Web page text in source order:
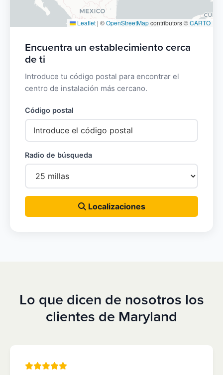
Leaflet | ©OpenStreetMapcontributors ©CARTO
Encuentra un establecimiento cerca
de ti
Introduce tu código postal para encontrar el
centro de instalación más cercano.
Código postal
Radio de búsqueda
Localizaciones
Lo que dicen de nosotros los
clientes de Maryland